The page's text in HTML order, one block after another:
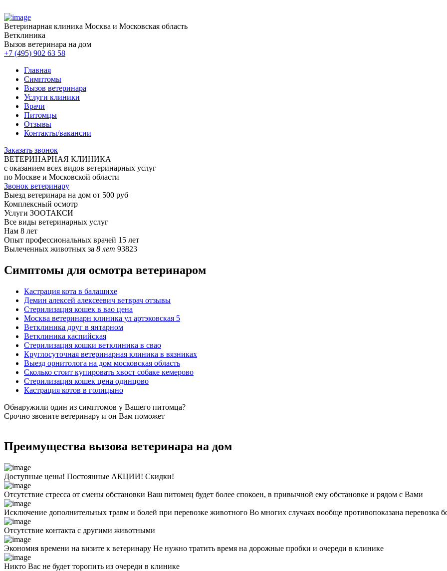
Ветеринарная клиника Москва и Московская область
Ветклиника
Вызов ветеринара на дом
+7 (495) 902 63 58
Главная
Симптомы
Вызов ветеринара
Услуги клиники
Врачи
Питомцы
Отзывы
Контакты/вакансии
Заказать звонок
ВЕТЕРИНАРНАЯ КЛИНИКА
с оказанием всех видов ветеринарных услуг
по Москве и Московской области
Звонок ветеринару
Выезд ветеринара на дом от 500 руб
Комплексный осмотр
Услуги ЗООТАКСИ
Все виды ветеринарных услуг
Нам 8 лет
Опыт профессиональных врачей 15 лет
Вылеченных животных за 8 лет 93823
Симптомы для осмотра ветеринаром
Кастрация кота в балашихе
Демин алексей алексеевич ветврач отзывы
Стерилизация кошек в вао цена
Москва ветеринарн клиника ул артэковская 5
Ветклиника друг в янтарном
Ветклиника каспийская
Стерилизация кошки ветклиника в свао
Круглосуточная ветеринарная клиника в вязниках
Выезд орнитолога на дом московская область
Сколько стоит купировать хвост собаке кемерово
Стерилизация кошек цена одинцово
Кастрация котов в голицыно
Обнаружили один из симптомов у Вашего питомца?
Срочно звоните ветеринару и он Вам поможет
Преимущества вызова ветеринара на дом
Доступные цены! Постоянные АКЦИИ! Скидки!
Отсутствие стресса от смены обстановки Ваш питомец будет более спокоен, в привычной ему обстановке и рядом с Вами
Исключение дополнительных травм и болей при перевозке животного Во многих случаях вообще противопоказана перевозка
Отсутствие контакта с другими животными
Экономия времени на визите к ветеринару Не нужно тратить время на дорожные пробки и очереди в клинике
Никто Вас не будет торопить из очереди в клинике